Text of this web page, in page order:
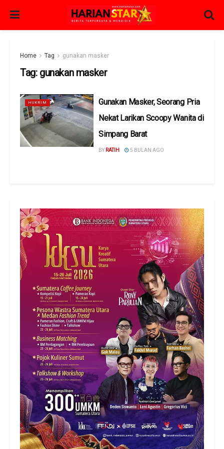
Home Tag gunakan masker
Tag: gunakan masker
HUKRIM
Gunakan Masker, Seorang Pria
Nekat Larikan Scoopy Wanita di
Simpang Barat
BY RATIH 5 BULAN AGO